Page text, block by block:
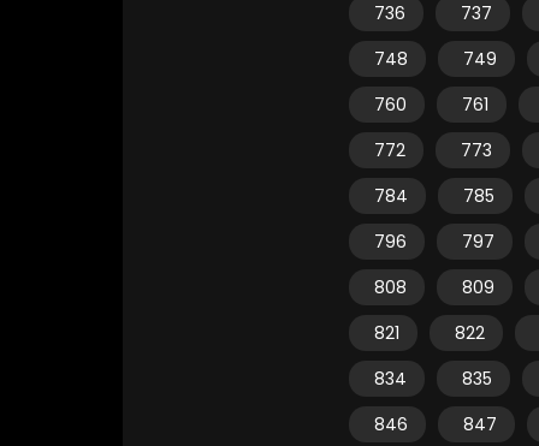
736
737
748
749
760
761
772
773
784
785
796
797
808
809
821
822
834
835
846
847